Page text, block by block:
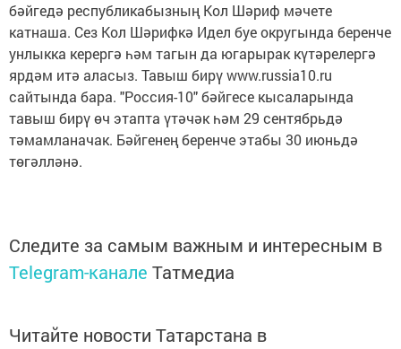
бәйгедә республикабызның Кол Шәриф мәчете
катнаша. Сез Кол Шәрифкә Идел буе округында беренче
унлыкка керергә һәм тагын да югарырак күтәрелергә
ярдәм итә аласыз. Тавыш бирү www.russia10.ru
сайтында бара. "Россия-10" бәйгесе кысаларында
тавыш бирү өч этапта үтәчәк һәм 29 сентябрьдә
тәмамланачак. Бәйгенең беренче этабы 30 июньдә
төгәлләнә.
Следите за самым важным и интересным в
Telegram-канале Татмедиа
Читайте новости Татарстана в